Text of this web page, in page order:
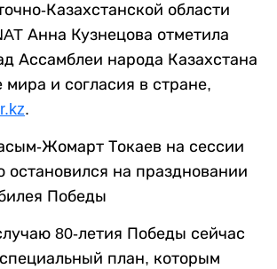
Казахстанской области
Анна Кузнецова отметила
Ассамблеи народа Казахстана
мира и согласия в стране,
.
Жомарт Токаев на сессии
остановился на праздновании
Победы
80-летия Победы сейчас
план, которым